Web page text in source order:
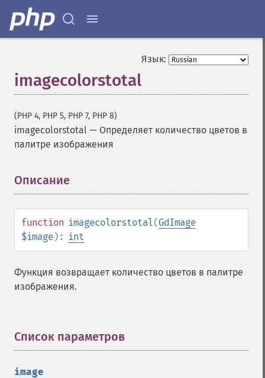
Язык:
imagecolorstotal
(PHP 4, PHP 5, PHP 7, PHP 8)
imagecolorstotal — Определяет количество цветов в
палитре изображения
Описание
function imagecolorstotal(GdImage
$image): int
Функция возвращает количество цветов в палитре
изображения.
Список параметров
image